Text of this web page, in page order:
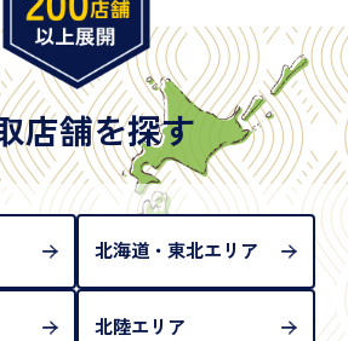
されているもの
行のもの
以降に申請された新型パスポートに
入欄（住所記載欄）」が存在しないた
古物営業法上の本人確認書類として認
住所確認ができないため）。補助書類
ます
店舗を探す
北海道・東北エリア
北陸エリア